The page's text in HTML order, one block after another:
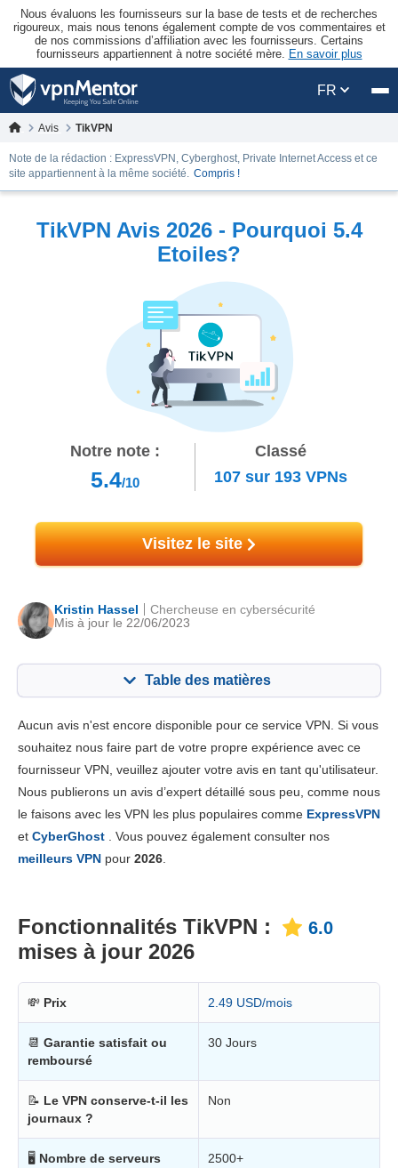
Nous évaluons les fournisseurs sur la base de tests et de recherches
rigoureux, mais nous tenons également compte de vos commentaires et
de nos commissions d’affiliation avec les fournisseurs. Certains
fournisseurs appartiennent à notre société mère. En savoir plus
FR
Avis TikVPN
Note de la rédaction : ExpressVPN, Cyberghost, Private Internet Access et ce
site appartiennent à la même société. Compris !
TikVPN Avis 2026 - Pourquoi 5.4
Etoiles?
Notre note :
5.4/10
Classé
107 sur 193VPNs
Visitez le site
Kristin Hassel
Mis à jour le 22/06/2023
Chercheuse en cybersécurité
Table des matières
Fonctionnalités principales 6.0
Installation et Apps 6.4
Fiabilité & support 4.8
Aucun avis n'est encore disponible pour ce service VPN. Si vous
souhaitez nous faire part de votre propre expérience avec ce
fournisseur VPN, veuillez ajouter votre avis en tant qu'utilisateur.
Nous publierons un avis d’expert détaillé sous peu, comme nous
le faisons avec les VPN les plus populaires comme ExpressVPN
et CyberGhost . Vous pouvez également consulter nos
meilleurs VPN pour 2026.
Fonctionnalités TikVPN :
mises à jour 2026
6.0
💸 Prix 2.49 USD/mois
📆 Garantie satisfait ou
remboursé
30 Jours
📝 Le VPN conserve-t-il les
journaux ?
Non
🖥 Nombre de serveurs 2500+